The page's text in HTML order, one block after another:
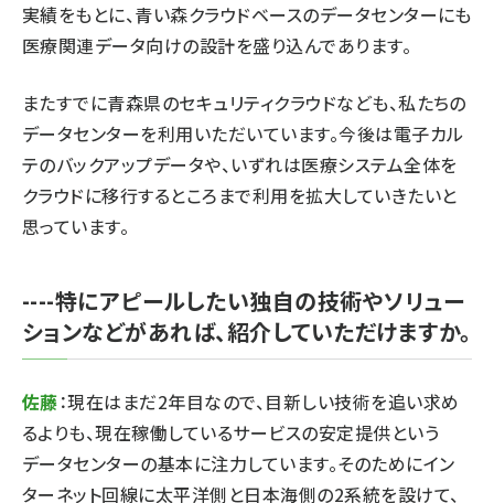
実績をもとに、青い森クラウドベースのデータセンターにも
医療関連データ向けの設計を盛り込んであります。
またすでに青森県のセキュリティクラウドなども、私たちの
データセンターを利用いただいています。今後は電子カル
テのバックアップデータや、いずれは医療システム全体を
クラウドに移行するところまで利用を拡大していきたいと
思っています。
----特にアピールしたい独自の技術やソリュー
ションなどがあれば、紹介していただけますか。
佐藤：現在はまだ2年目なので、目新しい技術を追い求め
るよりも、現在稼働しているサービスの安定提供という
データセンターの基本に注力しています。そのためにイン
ターネット回線に太平洋側と日本海側の2系統を設けて、